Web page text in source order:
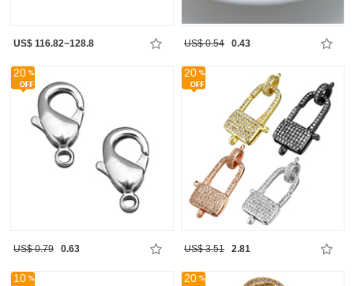
US$ 116.82~128.8 US$ 0.54 0.43
20
US$ 0.79 0.63
20
US$ 3.51 2.81
10 20